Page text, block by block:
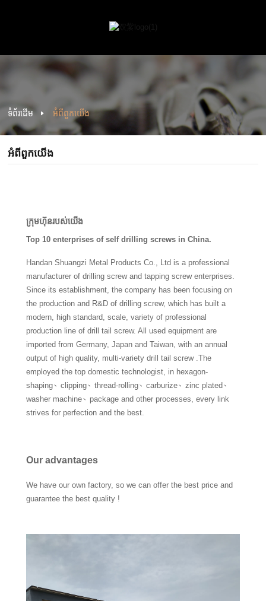
ទំព័រដើម អំពី​ពួក​យើង
អំពី​ពួក​យើង
ក្រុមហ៊ុន​របស់​យើង
Top 10 enterprises of self drilling screws in China.
Handan Shuangzi Metal Products Co., Ltd is a professional
manufacturer of drilling screw and tapping screw enterprises.
Since its establishment, the company has been focusing on
the production and R&D of drilling screw, which has built a
modern, high standard, scale, variety of professional
production line of drill tail screw. All used equipment are
imported from Germany, Japan and Taiwan, with an annual
output of high quality, multi-variety drill tail screw .The
employed the top domestic technologist, in hexagon-
shaping、clipping、thread-rolling、carburize、zinc plated、
washer machine、package and other processes, every link
strives for perfection and the best.
Our advantages
We have our own factory, so we can offer the best price and
guarantee the best quality !